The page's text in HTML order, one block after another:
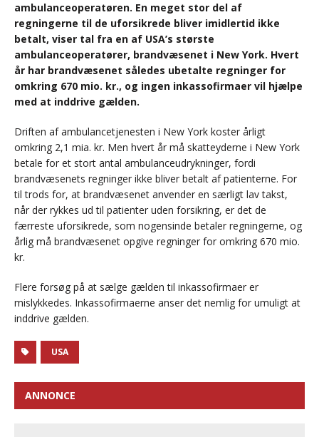
ambulanceoperatøren. En meget stor del af
regningerne til de uforsikrede bliver imidlertid ikke
betalt, viser tal fra en af USA’s største
ambulanceoperatører, brandvæsenet i New York. Hvert
år har brandvæsenet således ubetalte regninger for
omkring 670 mio. kr., og ingen inkassofirmaer vil hjælpe
med at inddrive gælden.
Driften af ambulancetjenesten i New York koster årligt
omkring 2,1 mia. kr. Men hvert år må skatteyderne i New York
betale for et stort antal ambulanceudrykninger, fordi
brandvæsenets regninger ikke bliver betalt af patienterne. For
til trods for, at brandvæsenet anvender en særligt lav takst,
når der rykkes ud til patienter uden forsikring, er det de
færreste uforsikrede, som nogensinde betaler regningerne, og
årlig må brandvæsenet opgive regninger for omkring 670 mio.
kr.
Flere forsøg på at sælge gælden til inkassofirmaer er
mislykkedes. Inkassofirmaerne anser det nemlig for umuligt at
inddrive gælden.
USA
ANNONCE